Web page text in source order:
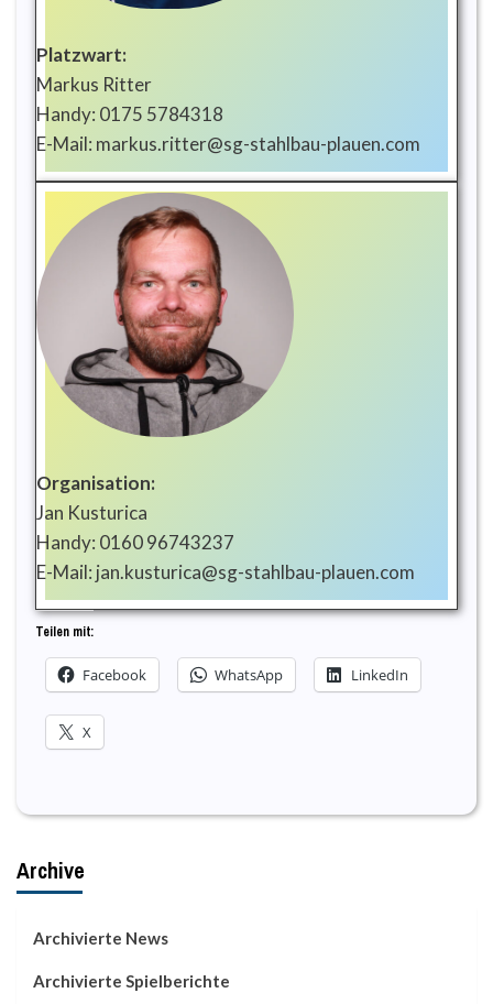
Platzwart:
Markus Ritter
Handy: 0175 5784318
E-Mail: markus.ritter@sg-stahlbau-plauen.com
Organisation:
Jan Kusturica
Handy: 0160 96743237
E-Mail: jan.kusturica@sg-stahlbau-plauen.com
Teilen mit:
Facebook WhatsApp LinkedIn
X
Archive
Archivierte News
Archivierte Spielberichte